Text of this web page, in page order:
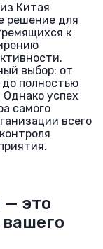
Китая
решение для
к
выбор: от
полностью
успех
самого
всего
— это